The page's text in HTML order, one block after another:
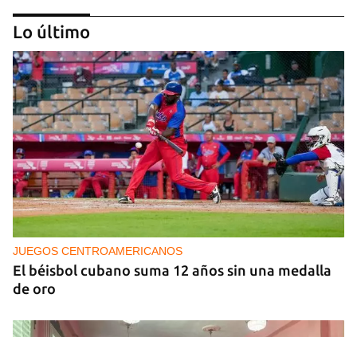
Invitan al primer Encuentros Insularis
Lo último
JUEGOS CENTROAMERICANOS
El béisbol cubano suma 12 años sin una medalla
de oro